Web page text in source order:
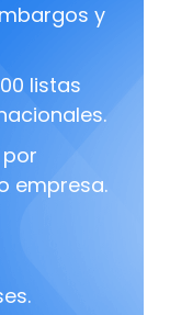
y
listas
por
empresa.